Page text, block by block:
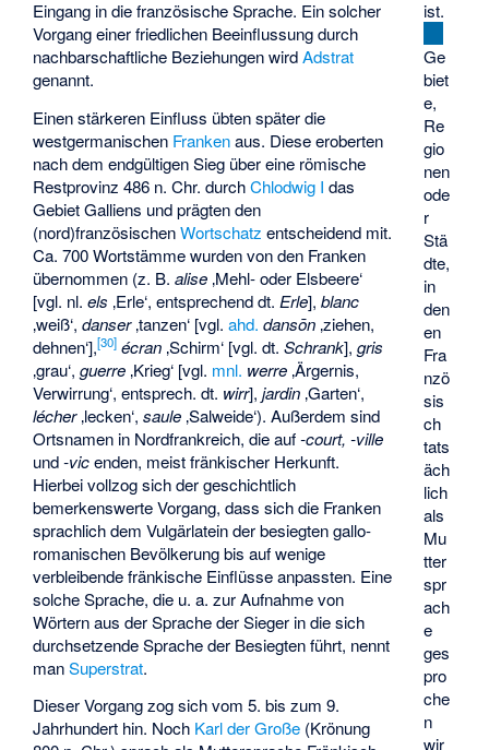
ist.
Ge
biet
e,
Re
gio
nen
ode
r
Stä
dte,
in
den
en
Fra
nzö
sis
ch
tats
äch
lich
als
Mu
tter
spr
ach
e
ges
pro
che
n
wir
Eingang in die französische Sprache. Ein solcher
Vorgang einer friedlichen Beeinflussung durch
nachbarschaftliche Beziehungen wirdAdstrat
genannt.
Einen stärkeren Einfluss übten später die
westgermanischen Frankenaus. Diese eroberten
nach dem endgültigen Sieg über eine römische
Restprovinz 486 n. Chr. durchChlodwig I das
Gebiet Galliens und prägten den
(nord)französischenWortschatz entscheidend mit.
Ca. 700 Wortstämme wurden von den Franken
übernommen (z. B.alise ‚Mehl- oder Elsbeere‘
[vgl. nl.els ‚Erle‘, entsprechend dt. Erle],blanc
‚weiß‘,danser‚tanzen‘ [vgl.ahd. dansōn ‚ziehen,
dehnen‘],[30] écran ‚Schirm‘ [vgl. dt.Schrank],gris
‚grau‘,guerre ‚Krieg‘ [vgl. mnl. werre ‚Ärgernis,
Verwirrung‘, entsprech. dt. wirr],jardin ‚Garten‘,
lécher‚lecken‘,saule ‚Salweide‘). Außerdem sind
Ortsnamen in Nordfrankreich, die auf-court, -ville
und-vicenden, meist fränkischer Herkunft.
Hierbei vollzog sich der geschichtlich
bemerkenswerte Vorgang, dass sich die Franken
sprachlich dem Vulgärlatein der besiegten gallo-
romanischen Bevölkerung bis auf wenige
verbleibende fränkische Einflüsse anpassten. Eine
solche Sprache, die u. a. zur Aufnahme von
Wörtern aus der Sprache der Sieger in die sich
durchsetzende Sprache der Besiegten führt, nennt
manSuperstrat.
Dieser Vorgang zog sich vom 5. bis zum 9.
Jahrhundert hin. Noch Karl der Große (Krönung